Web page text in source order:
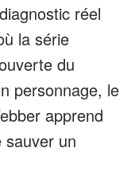
réel
la série
du
personnage, le
apprend
sauver un